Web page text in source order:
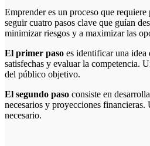
Emprender es un proceso que
seguir cuatro pasos clave que guían
minimizar riesgos y a maximizar las
El primer paso es identificar una idea
satisfechas y evaluar la competencia.
del público objetivo.
El segundo paso consiste en
necesarios y proyecciones
necesario.